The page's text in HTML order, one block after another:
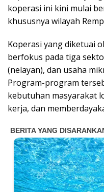
koperasi ini kini mulai
khususnya wilayah
Koperasi yang diketuai
berfokus pada tiga
(nelayan), dan usaha
Program-program
kebutuhan masyarakat
kerja, dan